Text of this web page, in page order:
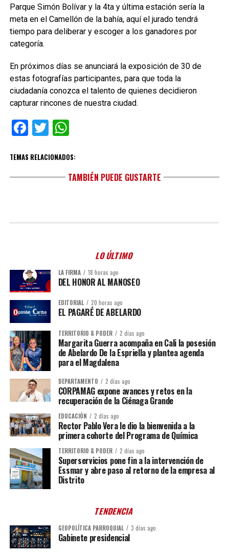
Parque Simón Bolívar y la 4ta y última estación sería la
meta en el Camellón de la bahía, aquí el jurado tendrá
tiempo para deliberar y escoger a los ganadores por
categoría.
En próximos días se anunciará la exposición de 30 de
estas fotografías participantes, para que toda la
ciudadanía conozca el talento de quienes decidieron
capturar rincones de nuestra ciudad.
Facebook
TwitterWhatsApp
TEMAS RELACIONADOS:
TAMBIÉN PUEDE GUSTARTE
LO ÚLTIMO
LA FIRMA 18 horas ago
DEL HONOR AL MANOSEO
EDITORIAL 20 horas ago
EL PAGARÉ DE ABELARDO
TERRITORIO & PODER 2 días ago
Margarita Guerra acompaña en Cali la posesión
de Abelardo De la Espriella y plantea agenda
para el Magdalena
DEPARTAMENTO 2 días ago
CORPAMAG expone avances y retos en la
recuperación de la Ciénaga Grande
EDUCACIÓN 2 días ago
Rector Pablo Vera le dio la bienvenida a la
primera cohorte del Programa de Química
TERRITORIO & PODER 2 días ago
Superservicios pone fin a la intervención de
Essmar y abre paso al retorno de la empresa al
Distrito
TENDENCIA
GEOPOLÍTICA PARROQUIAL 3 días ago
Gabinete presidencial